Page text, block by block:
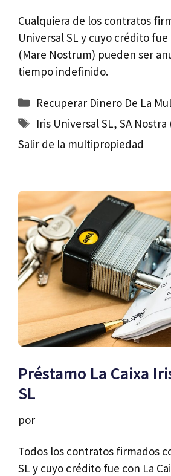
Cualquiera de los contratos
Universal SL y cuyo crédito fue
(Mare Nostrum) pueden ser
tiempo indefinido.
Categorías
Recuperar Dinero De La
Etiquetas
Iris Universal SL,SA
Salir de la multipropiedad
Préstamo La Caixa
SL
por
Todos los contratos firmados
SL y cuyo crédito fue con La